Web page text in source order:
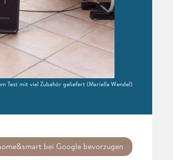
Test mit viel Zubehör geliefert (Mariella Wendel)
bei Google bevorzugen